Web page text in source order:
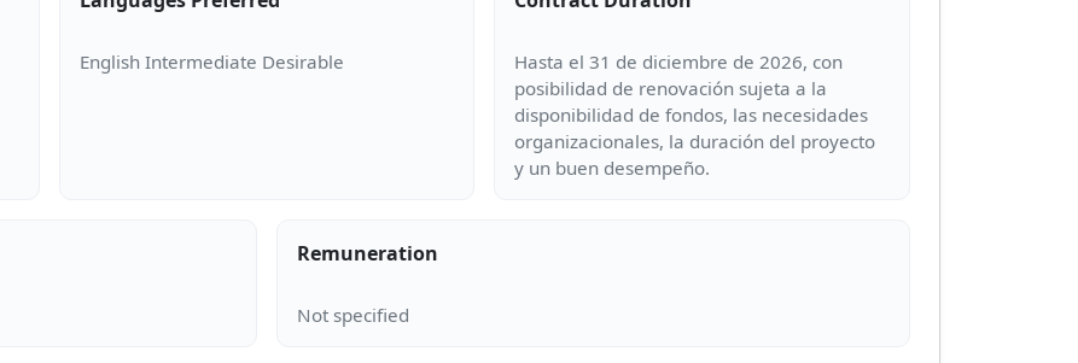
Hasta el 31 de diciembre de 2026, con
posibilidad de renovación sujeta a la
disponibilidad de fondos, las necesidades
organizacionales, la duración del proyecto
Remuneration